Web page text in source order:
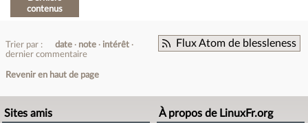
contenus
Flux Atom de blessleness
Trier par : date note
intérêt
dernier commentaire
Revenir en haut de page
Sites amis À propos de LinuxFr.org